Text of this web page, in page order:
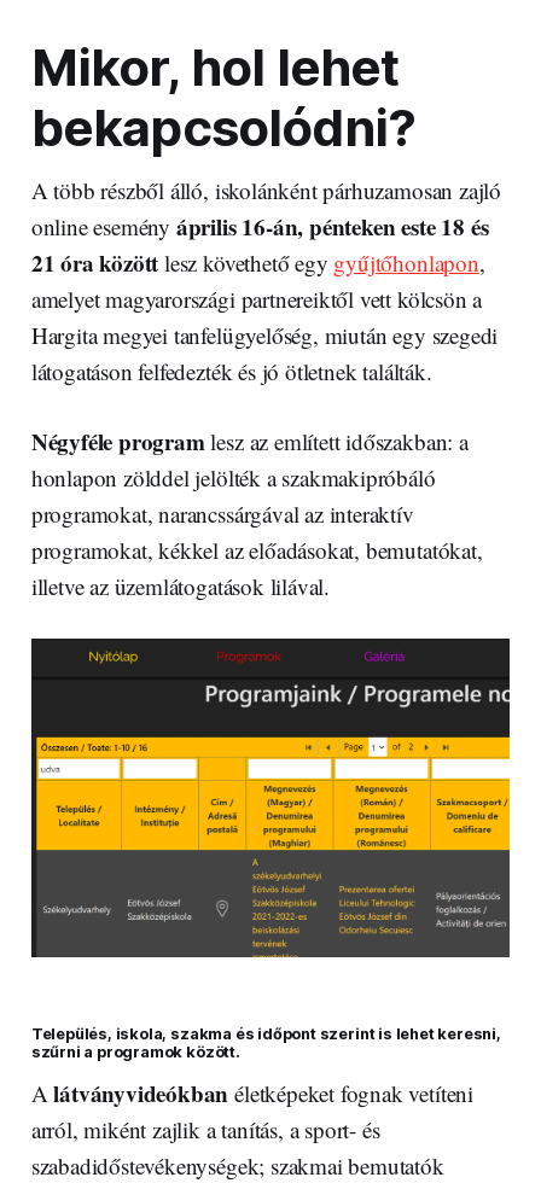
Mikor, hol lehet
bekapcsolódni?
A több részből álló, iskolánként párhuzamosan zajló
online esemény április 16-án, pénteken este 18 és
21 óra között lesz követhető egy gyűjtőhonlapon,
amelyet magyarországi partnereiktől vett kölcsön a
Hargita megyei tanfelügyelőség, miután egy szegedi
látogatáson felfedezték és jó ötletnek találták.
Négyféle programlesz az említett időszakban: a
honlapon zölddel jelölték a szakmakipróbáló
programokat, narancssárgával az interaktív
programokat, kékkel az előadásokat, bemutatókat,
illetve az üzemlátogatások lilával.
Település, iskola, szakma és időpont szerint is lehet keresni,
szűrni a programok között.
Alátványvideókban életképeket fognak vetíteni
arról, miként zajlik a tanítás, a sport- és
szabadidőstevékenységek; szakmai bemutatók